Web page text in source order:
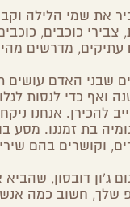
את שמי הלילה
צבירי כוכבים,
מדרשים
שבני האדם עושים
ואף כדי לנסות
להכירן. אנחנו
בת זמננו. מסע
וקושרים בהם
ג’ון דובסון,
שלך, חשוב כמה